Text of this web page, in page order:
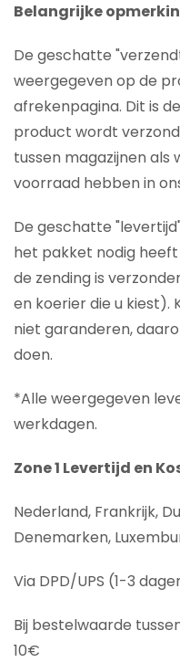
Belangrijke
De geschatte
weergegeven op de
afrekenpagina. Dit is
product wordt
tussen magazijnen
voorraad hebben in
De geschatte
het pakket nodig
de zending is
en koerier die u kiest).
niet garanderen,
doen.
*Alle weergegeven
werkdagen.
Zone 1 Levertijd en
Nederland, Frankrijk,
Denemarken,
Via DPD/UPS (1-3
Bij bestelwaarde
10€